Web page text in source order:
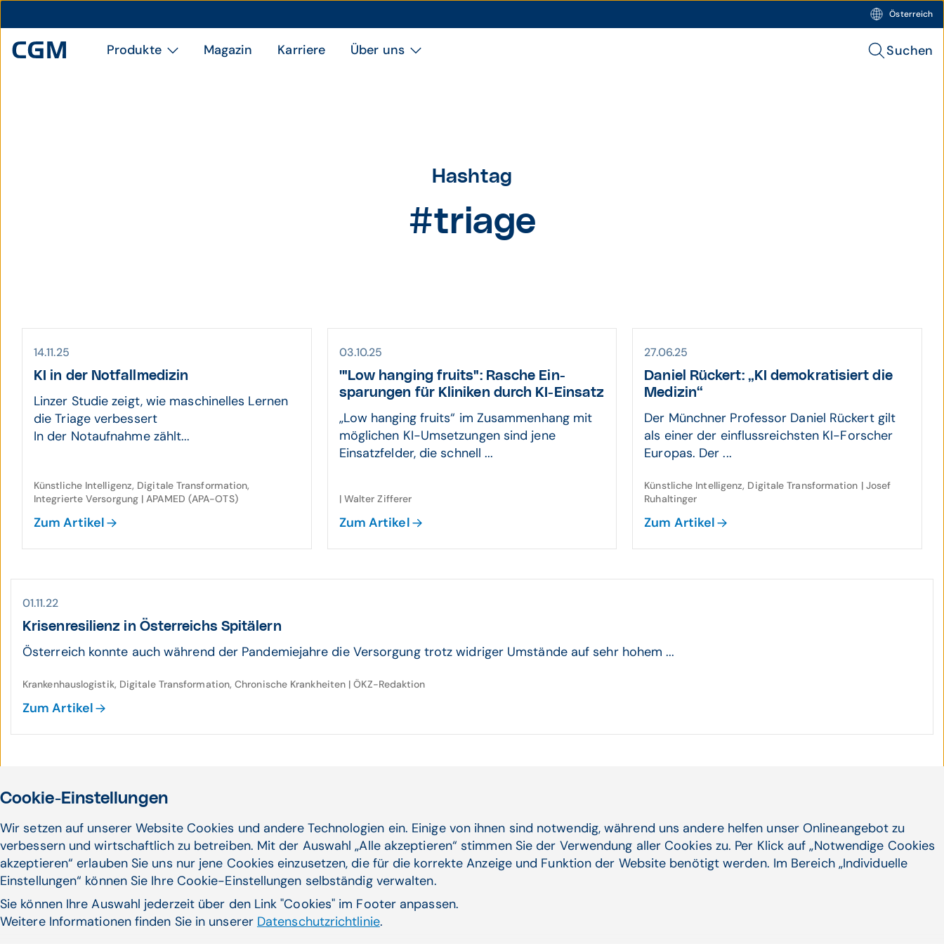
Österreich
Produkte Magazin Karriere Über uns Suchen
Hashtag
#triage
14.11.25
KI in der Not­fall­medizin
Linzer Studie zeigt, wie maschinelles Lernen
die Triage verbessert
In der Notaufnahme zählt...
Künstliche Intelligenz, Digitale Transformation,
Integrierte Versorgung | APAMED (APA-OTS)
Zum Artikel
03.10.25
'"Low hanging fruits": Rasche Ein­
sparungen für Kliniken durch KI-Einsatz
„Low hanging fruits“ im Zusammenhang mit
möglichen KI-Umsetzungen sind jene
Einsatzfelder, die schnell ...
| Walter Zifferer
Zum Artikel
27.06.25
Daniel Rückert: „KI demokratisiert die
Medizin“
Der Münchner Professor Daniel Rückert gilt
als einer der einflussreichsten KI-Forscher
Europas. Der ...
Künstliche Intelligenz, Digitale Transformation | Josef
Ruhaltinger
Zum Artikel
01.11.22
Krisen­resilienz in Öster­reichs Spitälern
Österreich konnte auch während der Pandemiejahre die Versorgung trotz widriger Umstände auf sehr hohem ...
Krankenhauslogistik, Digitale Transformation, Chronische Krankheiten | ÖKZ-Redaktion
Zum Artikel
Noch nicht das Passende
gefunden?
CGM AT goes Reha
Cookie-Einstellungen
Wir setzen auf unserer Website Cookies und andere Technologien ein. Einige von ihnen sind notwendig, während uns andere helfen unser Onlineangebot zu
verbessern und wirtschaftlich zu betreiben. Mit der Auswahl „Alle akzeptieren“ stimmen Sie der Verwendung aller Cookies zu. Per Klick auf „Notwendige Cookies
akzeptieren“ erlauben Sie uns nur jene Cookies einzusetzen, die für die korrekte Anzeige und Funktion der Website benötigt werden. Im Bereich „Individuelle
Einstellungen“ können Sie Ihre Cookie-Einstellungen selbständig verwalten.
Sie können Ihre Auswahl jederzeit über den Link "Cookies" im Footer anpassen.
Weitere Informationen finden Sie in unserer Datenschutzrichtlinie.